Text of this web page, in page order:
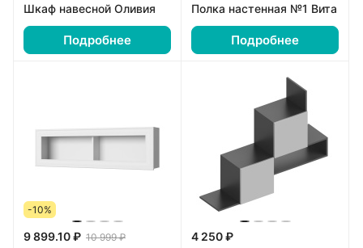
Шкаф навесной Оливия
Подробнее
Полка настенная №1 Вита
Подробнее
-10%
9 899.10 ₽ 10 999 ₽
4 250 ₽